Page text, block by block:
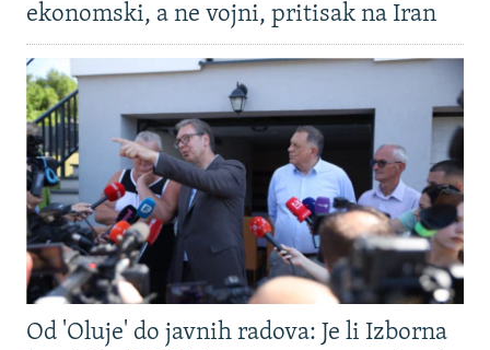
ekonomski, a ne vojni, pritisak na Iran
Od 'Oluje' do javnih radova: Je li Izborna